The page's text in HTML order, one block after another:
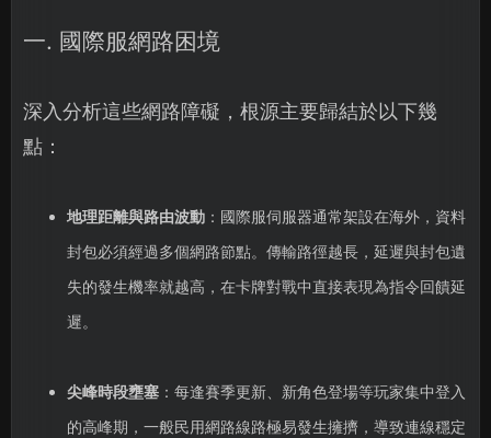
一. 國際服網路困境
深入分析這些網路障礙，根源主要歸結於以下幾
點：
地理距離與路由波動：國際服伺服器通常架設在海外，資料
封包必須經過多個網路節點。傳輸路徑越長，延遲與封包遺
失的發生機率就越高，在卡牌對戰中直接表現為指令回饋延
遲。
尖峰時段壅塞：每逢賽季更新、新角色登場等玩家集中登入
的高峰期，一般民用網路線路極易發生擁擠，導致連線穩定